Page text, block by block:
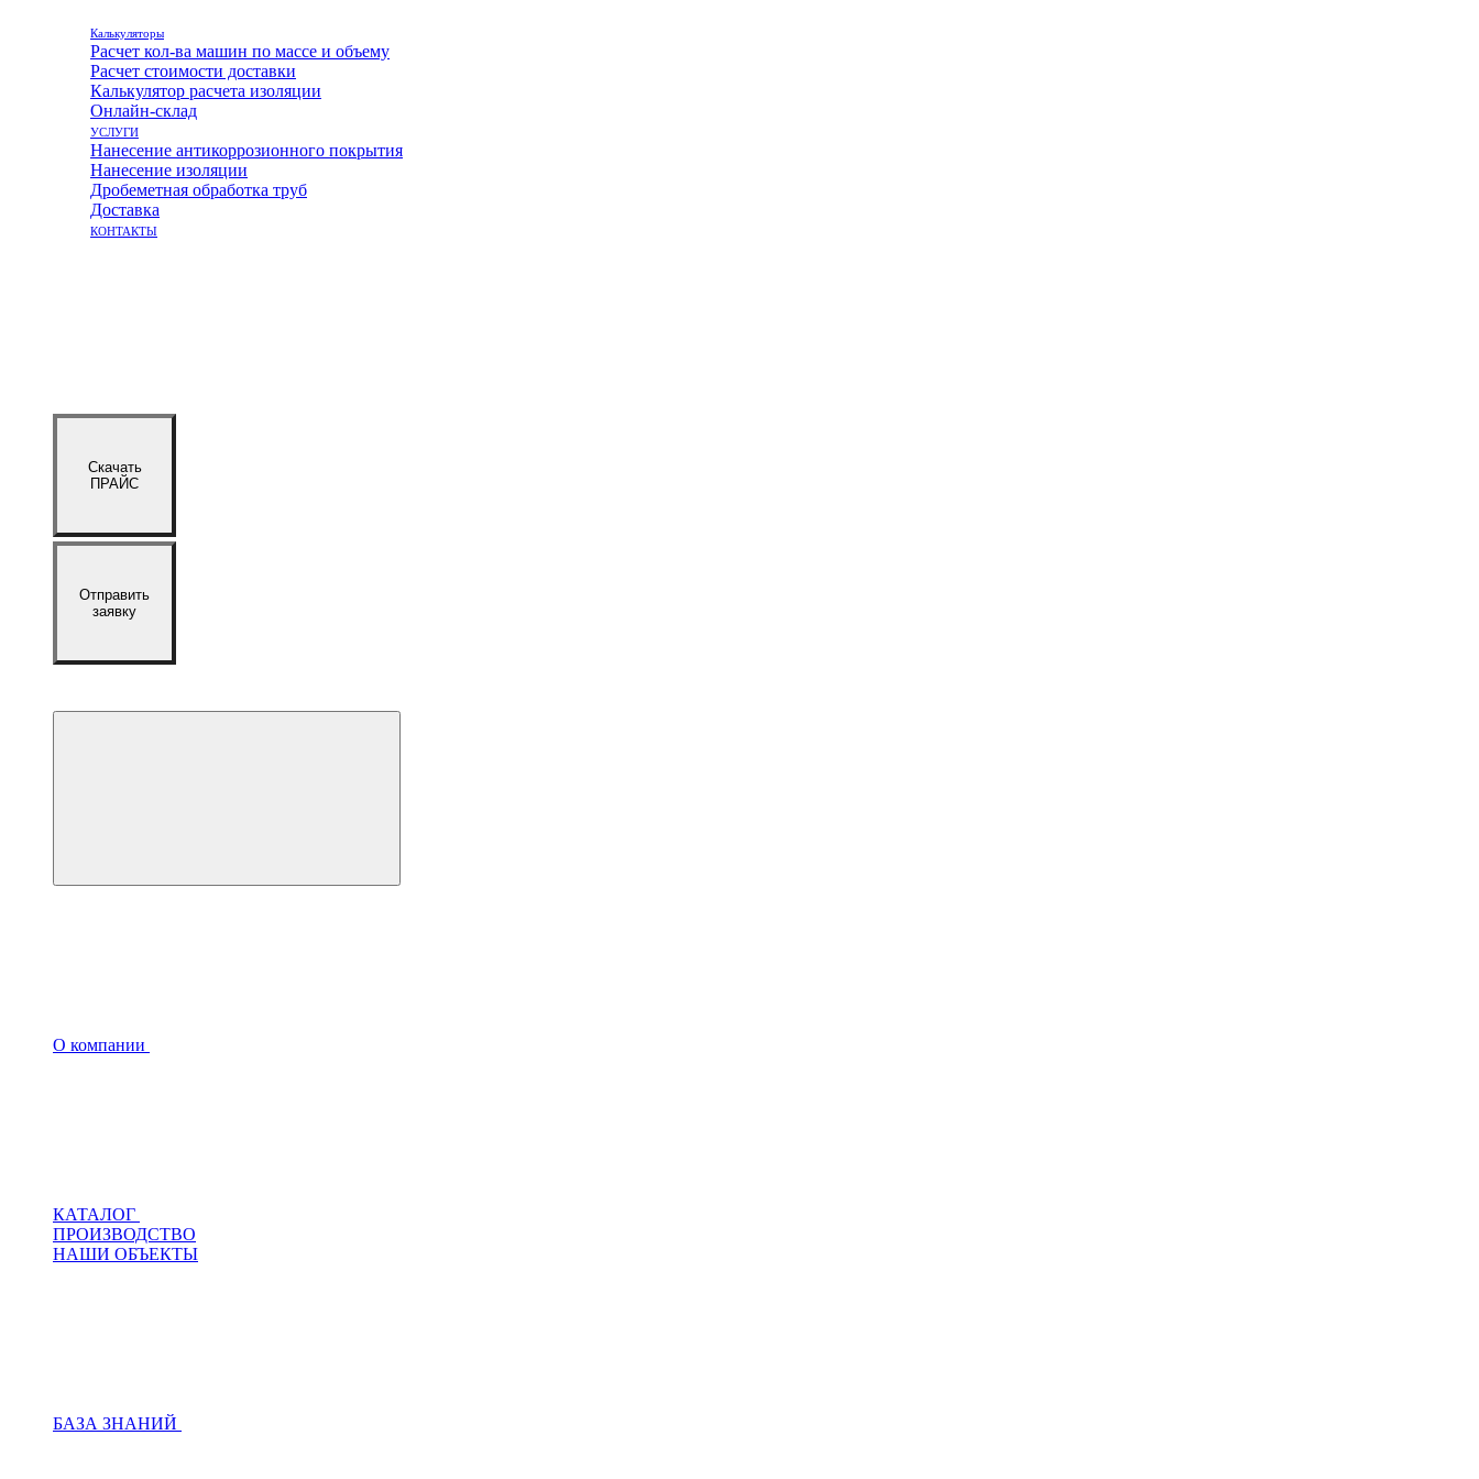
Калькуляторы
Расчет кол-ва машин по массе и объему
Расчет стоимости доставки
Калькулятор расчета изоляции
Онлайн-склад
УСЛУГИ
Нанесение антикоррозионного покрытия
Нанесение изоляции
Дробеметная обработка труб
Доставка
КОНТАКТЫ
Скачать
ПРАЙС
Отправить
заявку
О компании
КАТАЛОГ
ПРОИЗВОДСТВО
НАШИ ОБЪЕКТЫ
БАЗА ЗНАНИЙ